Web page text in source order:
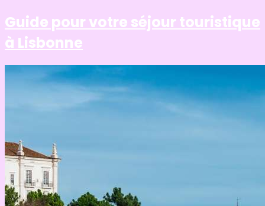
Guide pour votre séjour touristique
à Lisbonne